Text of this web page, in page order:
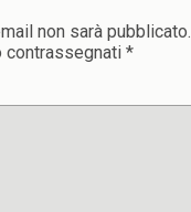
non sarà pubblicato.
contrassegnati *